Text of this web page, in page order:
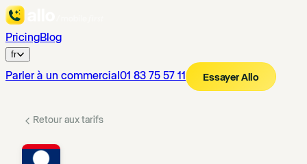
PricingBlog
fr
Parler à un commercial 01 83 75 57 11 Essayer Allo
Retour aux tarifs